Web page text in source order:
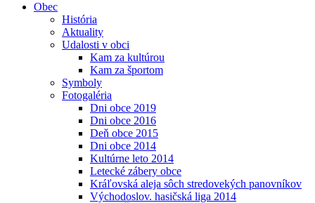
Obec
História
Aktuality
Udalosti v obci
Kam za kultúrou
Kam za športom
Symboly
Fotogaléria
Dni obce 2019
Dni obce 2016
Deň obce 2015
Dni obce 2014
Kultúrne leto 2014
Letecké zábery obce
Kráľovská aleja sôch stredovekých panovníkov
Východoslov. hasičská liga 2014